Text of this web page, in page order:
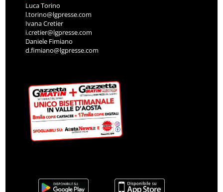
Luca Torino
l.torino@lgpresse.com
Ivana Cretier
i.cretier@lgpresse.com
Daniele Fimiano
d.fimiano@lgpresse.com